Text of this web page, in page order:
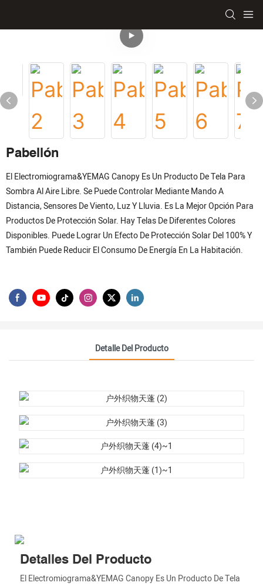
Pabellón
El Electromiograma&YEMAG Canopy Es Un Producto De Tela Para
Sombra Al Aire Libre. Se Puede Controlar Mediante Mando A
Distancia, Sensores De Viento, Luz Y Lluvia. Es La Mejor Opción Para
Productos De Protección Solar. Hay Telas De Diferentes Colores
Disponibles. Puede Lograr Un Efecto De Protección Solar Del 100% Y
También Puede Reducir El Consumo De Energía En La Habitación.
Detalle Del Producto
Detalles Del Producto
El Electromiograma&YEMAG Canopy Es Un Producto De Tela